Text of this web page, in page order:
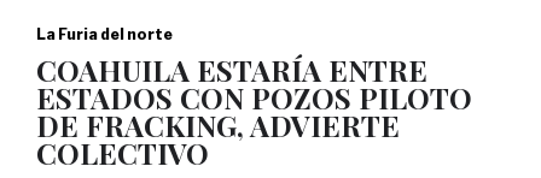
La Furia del norte
COAHUILA ESTARÍA ENTRE
ESTADOS CON POZOS PILOTO
DE FRACKING, ADVIERTE
COLECTIVO